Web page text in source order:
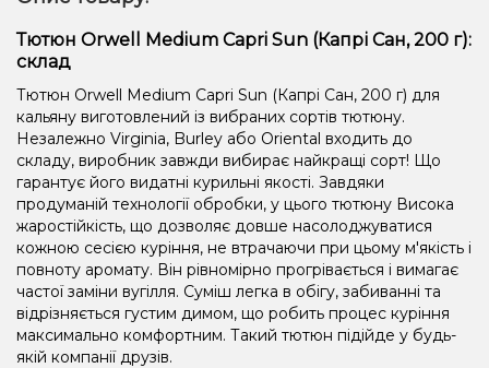
Тютюн Orwell Medium Capri Sun (Капрі Сан, 200 г):
склад
Тютюн Orwell Medium Capri Sun (Капрі Сан, 200 г) для
кальяну виготовлений із вибраних сортів тютюну.
Незалежно Virginia, Burley або Oriental входить до
складу, виробник завжди вибирає найкращі сорт! Що
гарантує його видатні курильні якості. Завдяки
продуманій технології обробки, у цього тютюну Висока
жаростійкість, що дозволяє довше насолоджуватися
кожною сесією куріння, не втрачаючи при цьому м'якість і
повноту аромату. Він рівномірно прогрівається і вимагає
частої заміни вугілля. Суміш легка в обігу, забиванні та
відрізняється густим димом, що робить процес куріння
максимально комфортним. Такий тютюн підійде у будь-
якій компанії друзів.